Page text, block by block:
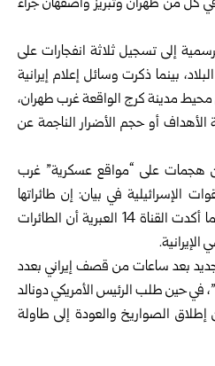
كل من طهران وتبريز وأصفهان جراء
إلى تسجيل ثلاثة انفجارات على
بينما ذكرت وسائل إعلام إيرانية
مدينة كرج الواقعة غرب طهران،
أو حجم الأضرار الناجمة عن
هجمات على “مواقع عسكرية” غرب
الإسرائيلية في بيان: إن طائراتها
استهدفت “أهدافاً عسكرية”، فيما أكدت القناة 14 العبرية أن الطائرات
بعد ساعات من قصف إيراني بعدد
في حين طلب الرئيس الأمريكي دونالد
إطلاق الصواريخ والعودة إلى طاولة